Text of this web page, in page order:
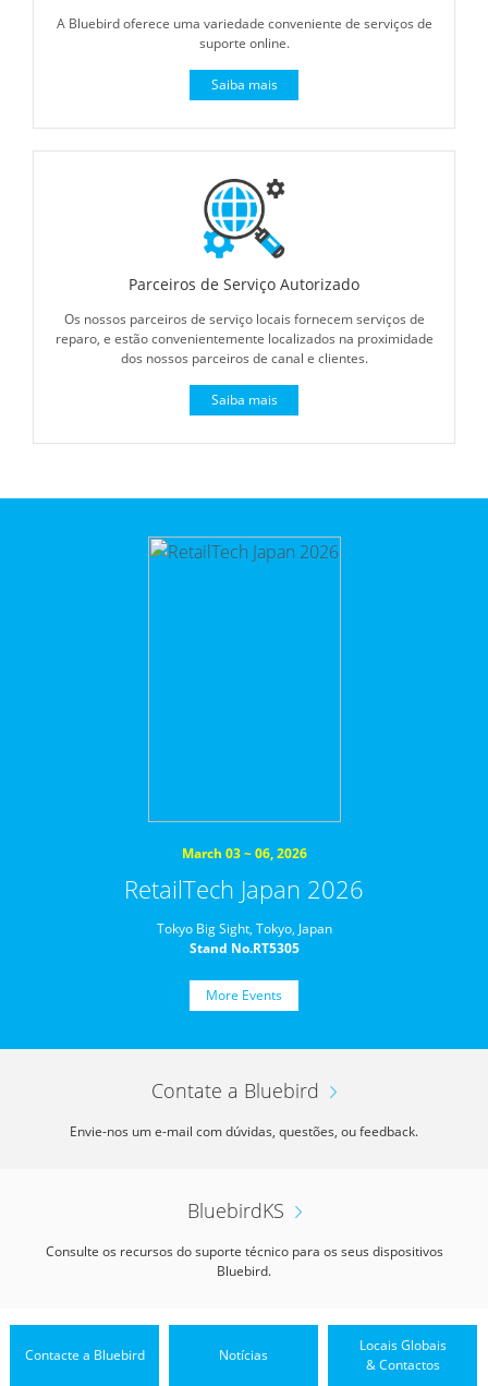
A Bluebird oferece uma variedade conveniente de serviços de
suporte online.
Saiba mais
Parceiros de Serviço Autorizado
Os nossos parceiros de serviço locais fornecem serviços de
reparo, e estão convenientemente localizados na proximidade
dos nossos parceiros de canal e clientes.
Saiba mais
March 03 ~ 06, 2026
RetailTech Japan 2026
Tokyo Big Sight, Tokyo, Japan
Stand No.RT5305
More Events
Contate a Bluebird
Envie-nos um e-mail com dúvidas, questões, ou feedback.
BluebirdKS
Consulte os recursos do suporte técnico para os seus dispositivos
Bluebird.
Contacte a Bluebird Notícias
Locais Globais
& Contactos